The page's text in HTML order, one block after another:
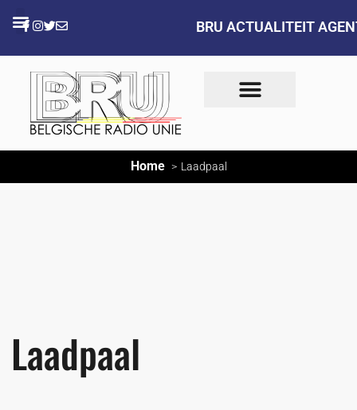
BRU ACTUALITEIT
Home Laadpaal
Laadpaal